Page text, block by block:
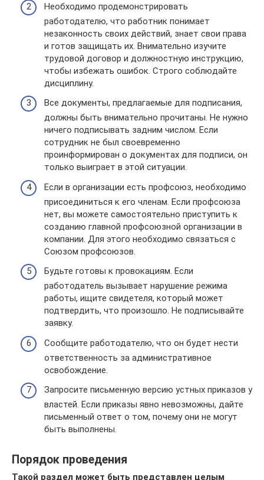
Необходимо продемонстрировать
работодателю, что работник понимает
незаконность своих действий, знает свои права
и готов защищать их. Внимательно изучите
трудовой договор и должностную инструкцию,
чтобы избежать ошибок. Строго соблюдайте
дисциплину.
Все документы, предлагаемые для подписания,
должны быть внимательно прочитаны. Не нужно
ничего подписывать задним числом. Если
сотрудник не был своевременно
проинформирован о документах для подписи, он
только выиграет в этой ситуации.
Если в организации есть профсоюз, необходимо
присоединиться к его членам. Если профсоюза
нет, вы можете самостоятельно приступить к
созданию главной профсоюзной организации в
компании. Для этого необходимо связаться с
Союзом профсоюзов.
Будьте готовы к провокациям. Если
работодатель вызывает нарушение режима
работы, ищите свидетеля, который может
подтвердить, что произошло. Не подписывайте
заявку.
Сообщите работодателю, что он будет нести
ответственность за административное
освобождение.
Запросите письменную версию устных приказов у
​​властей. Если приказы явно невозможны, дайте
письменный ответ о том, почему они не могут
быть выполнены.
Порядок проведения
Такой раздел может быть представлен целым